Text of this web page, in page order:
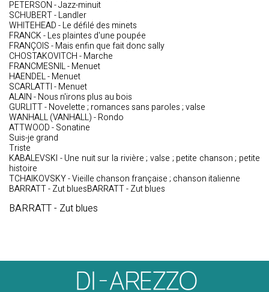
PETERSON - Jazz-minuit
SCHUBERT - Landler
WHITEHEAD - Le défilé des minets
FRANCK - Les plaintes d'une poupée
FRANÇOIS - Mais enfin que fait donc sally
CHOSTAKOVITCH - Marche
FRANCMESNIL - Menuet
HAENDEL - Menuet
SCARLATTI - Menuet
ALAIN - Nous n'irons plus au bois
GURLITT - Novelette ; romances sans paroles ; valse
WANHALL (VANHALL) - Rondo
ATTWOOD - Sonatine
Suis-je grand
Triste
KABALEVSKI - Une nuit sur la rivière ; valse ; petite chanson ; petite
histoire
TCHAIKOVSKY - Vieille chanson française ; chanson italienne
BARRATT - Zut bluesBARRATT - Zut blues
BARRATT - Zut blues